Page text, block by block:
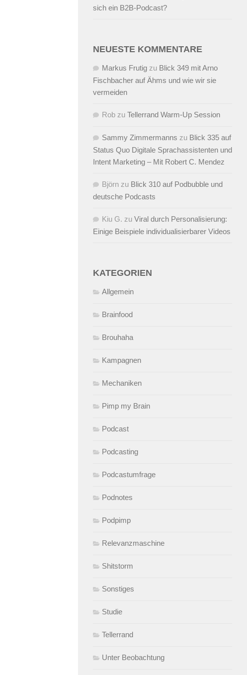
sich ein B2B-Podcast?
NEUESTE KOMMENTARE
Markus Frutig zu Blick 349 mit Arno
Fischbacher auf Ähms und wie wir sie
vermeiden
Rob zu Tellerrand Warm-Up Session
Sammy Zimmermanns zu Blick 335 auf
Status Quo Digitale Sprachassistenten und
Intent Marketing – Mit Robert C. Mendez
Björn zu Blick 310 auf Podbubble und
deutsche Podcasts
Kiu G. zu Viral durch Personalisierung:
Einige Beispiele individualisierbarer Videos
KATEGORIEN
Allgemein
Brainfood
Brouhaha
Kampagnen
Mechaniken
Pimp my Brain
Podcast
Podcasting
Podcastumfrage
Podnotes
Podpimp
Relevanzmaschine
Shitstorm
Sonstiges
Studie
Tellerrand
Unter Beobachtung